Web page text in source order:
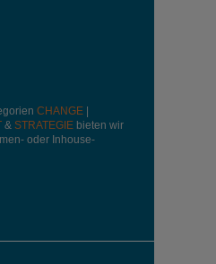
CHANGE
& STRATEGIE bieten wir
oder Inhouse-